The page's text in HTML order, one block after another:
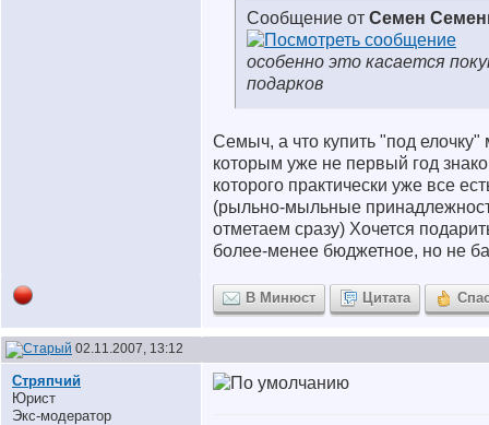
Сообщение от Семен
особенно это касается
подарков
Семыч, а что купить "под елочку"
которым уже не первый год
которого практически уже все
(рыльно-мыльные
отметаем сразу) Хочется
более-менее бюджетное, но не
В Минюст Цитата
02.11.2007, 13:12
Стряпчий
Юрист
Экс-модератор